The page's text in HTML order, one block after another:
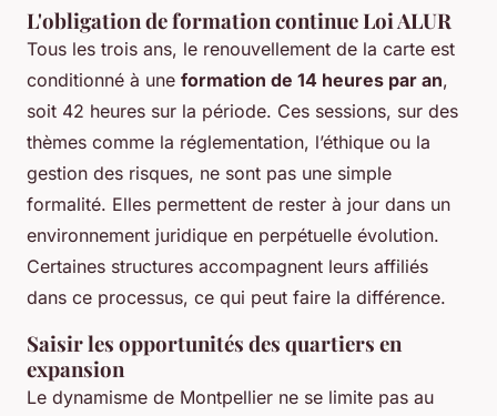
L'obligation de formation continue Loi ALUR
Tous les trois ans, le renouvellement de la carte est
conditionné à une formation de 14 heures par an,
soit 42 heures sur la période. Ces sessions, sur des
thèmes comme la réglementation, l’éthique ou la
gestion des risques, ne sont pas une simple
formalité. Elles permettent de rester à jour dans un
environnement juridique en perpétuelle évolution.
Certaines structures accompagnent leurs affiliés
dans ce processus, ce qui peut faire la différence.
Saisir les opportunités des quartiers en
expansion
Le dynamisme de Montpellier ne se limite pas au